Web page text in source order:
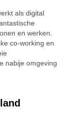
als digital
en werken.
co-working en
nabije omgeving.